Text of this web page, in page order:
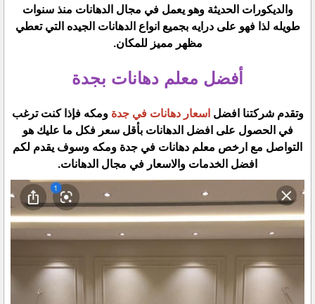
والديكورات الحديثة وهو يعمل في مجال الدهانات منذ سنوات
طويله لذا فهو على درايه بجميع انواع الدهانات الجيده التي تعطي
مظهر مميز للمكان.
أفضل معلم دهانات بجدة
وتقدم شركتنا افضل اسعار دهانات في جدة ومكه فإذا كنت ترغب
في الحصول على افضل الدهانات بأقل سعر فكل ما عليك هو
التواصل مع ارخص معلم دهانات في جدة ومكه وسوف يقدم لكم
افضل الخدمات والاسعار في مجال الدهانات.